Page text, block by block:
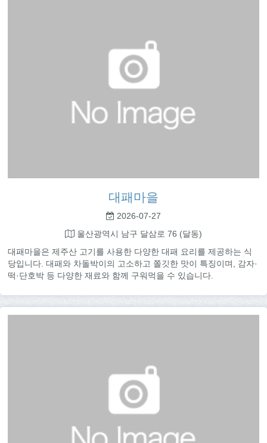
대패마을
2026-07-27
울산광역시 남구 달삼로 76 (달동)
대패마을은 제주산 고기를 사용한 다양한 대패 요리를 제공하는 식
당입니다. 대패와 차돌박이의 고소하고 쫄깃한 맛이 특징이며, 감자·
떡·단호박 등 다양한 재료와 함께 구워먹을 수 있습니다.